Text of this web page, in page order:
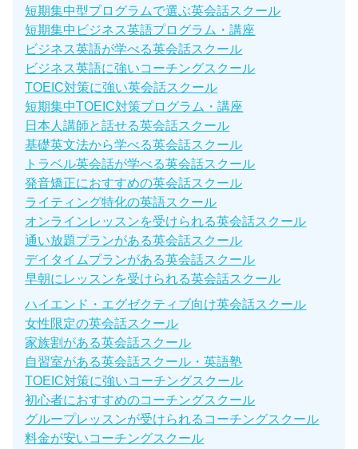
短期集中型プログラムで選ぶ英会話スクール
短期集中ビジネス英語プログラム・講座
ビジネス英語が学べる英会話スクール
ビジネス英語に強いコーチングスクール
TOEIC対策に強い英会話スクール
短期集中TOEIC対策プログラム・講座
日本人講師と話せる英会話スクール
基礎英文法から学べる英会話スクール
トラベル英会話が学べる英会話スクール
発音矯正におすすめの英会話スクール
ライティング特化の英語スクール
オンラインレッスンを受けられる英会話スクール
通い放題プランがある英会話スクール
デイタイムプランがある英会話スクール
早朝にレッスンを受けられる英会話スクール
ハイエンド・エグゼクティブ向け英会話スクール
女性限定の英会話スクール
家族割がある英会話スクール
自習室がある英会話スクール・英語塾
TOEIC対策に強いコーチングスクール
初心者におすすめのコーチングスクール
グループレッスンが受けられるコーチングスクール
料金が安いコーチングスクール